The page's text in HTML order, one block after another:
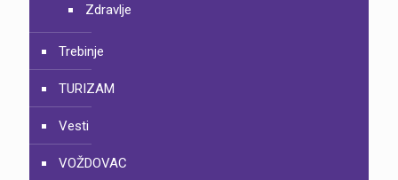
Zdravlje
Trebinje
TURIZAM
Vesti
VOŽDOVAC